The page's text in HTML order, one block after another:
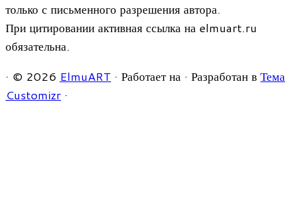
только с письменного разрешения автора.
При цитировании активная ссылка на elmuart.ru
обязательна.
· © 2026 ElmuART · Работает на · Разработан в Тема
Customizr ·